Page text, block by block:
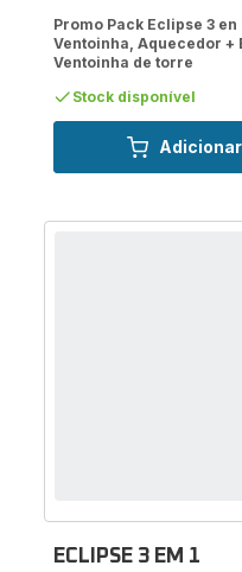
Promo Pack Eclipse 3 en
Ventoinha, Aquecedor +
Ventoinha de torre
Stock disponível
ECLIPSE 3 EM 1
Classificação